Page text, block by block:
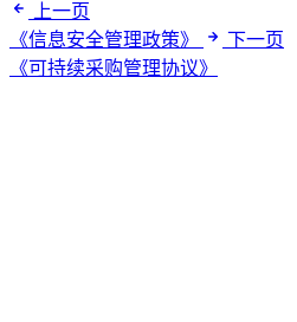
上一页
《信息安全管理政策》
下一页
《可持续采购管理协议》